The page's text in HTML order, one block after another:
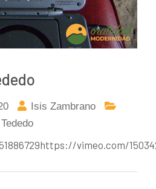
Isis Zambrano
vimeo.com/